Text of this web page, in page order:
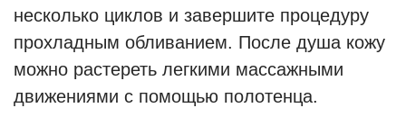
несколько циклов и завершите процедуру
прохладным обливанием. После душа кожу
можно растереть легкими массажными
движениями с помощью полотенца.